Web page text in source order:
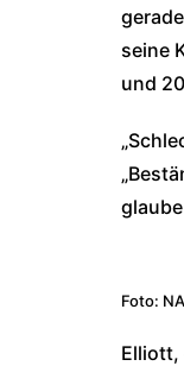
seine
und
Foto:
Elliott,